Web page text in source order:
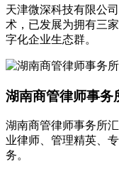
天津微深科技有限公
术，已发展为拥有三
字化企业生态群。
湖南商管律师事务
湖南商管律师事务所
业律师、管理精英、
务。